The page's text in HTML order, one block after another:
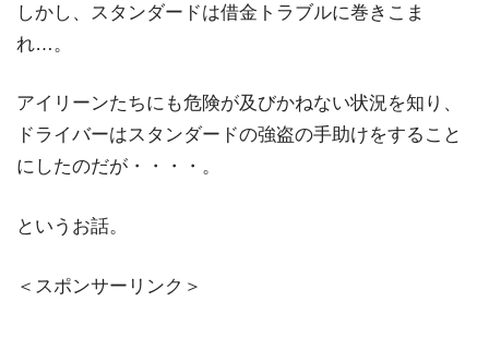
しかし、スタンダードは借金トラブルに巻きこま
れ…。
アイリーンたちにも危険が及びかねない状況を知り、
ドライバーはスタンダードの強盗の手助けをすること
にしたのだが・・・・。
というお話。
＜スポンサーリンク＞